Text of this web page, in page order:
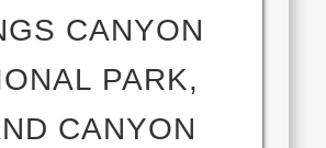
CANYON
PARK,
CANYON